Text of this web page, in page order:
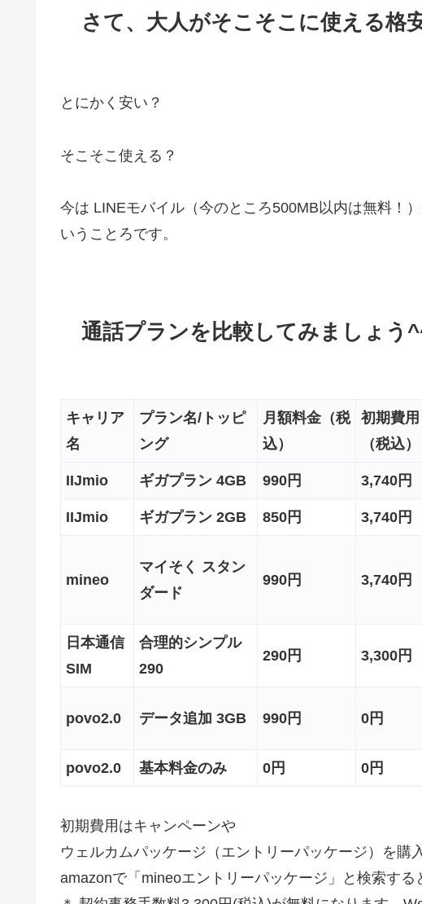
さて、大人がそこそこに使える格
とにかく安い？
そこそこ使える？
今は LINEモバイル（今のところ500MB以内は無料！
いうことろです。
通話プランを比較してみましょう
キャリア
名
プラン名/トッピ
ング
月額料金（税
込）
初期費
（税込）
IIJmio ギガプラン 4GB 990円 3,740円
IIJmio ギガプラン 2GB 850円 3,740円
mineo
マイそく スタン
ダード
990円 3,740円
日本通信
SIM
合理的シンプル
290
290円 3,300円
povo2.0 データ追加 3GB 990円 0円
povo2.0 基本料金のみ 0円 0円
初期費用はキャンペーンや
ウェルカムパッケージ（エントリーパッケージ）を購
amazonで「mineoエントリーパッケージ」と検索す